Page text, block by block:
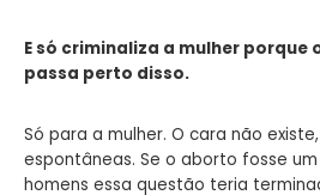
E só criminaliza a mulher porque
passa perto disso.
Só para a mulher. O cara não
espontâneas. Se o aborto fosse
homens essa questão teria